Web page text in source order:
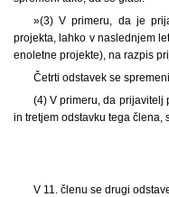
»(3) V primeru, da je
projekta, lahko v naslednjem
enoletne projekte), na razpis
Četrti odstavek se
(4) V primeru, da prijavitelj
in tretjem odstavku tega člena,
V 11. členu se drugi